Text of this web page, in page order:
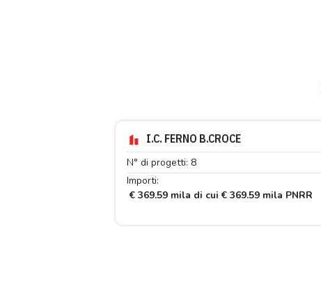
I.C. FERNO B.CROCE
N° di progetti: 8
Importi:
€ 369.59 mila di cui € 369.59 mila PNRR